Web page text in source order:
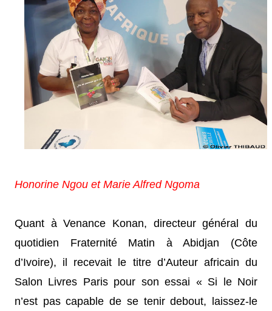
Honorine Ngou et Marie Alfred Ngoma
Quant à Venance Konan, directeur général du
quotidien Fraternité Matin à Abidjan (Côte
d’Ivoire), il recevait le titre d’Auteur africain du
Salon Livres Paris pour son essai « Si le Noir
n’est pas capable de se tenir debout, laissez-le